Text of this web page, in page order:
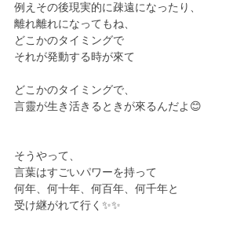
例えその後現実的に疎遠になったり、
離れ離れになってもね、
どこかのタイミングで
それが発動する時が來て
どこかのタイミングで、
言靈が生き活きるときが來るんだよ😊
そうやって、
言葉はすごいパワーを持って
何年、何十年、何百年、何千年と
受け継がれて行く✨✨